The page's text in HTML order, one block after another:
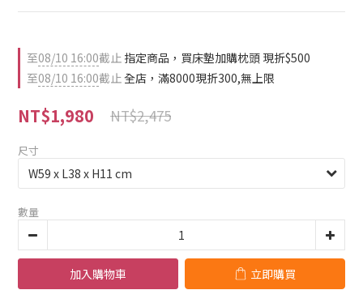
至08/10 16:00截止 指定商品，買床墊加購枕頭 現折$500
至08/10 16:00截止全店，滿8000現折300,無上限
NT$1,980 NT$2,475
尺寸
數量
加入購物車 立即購買